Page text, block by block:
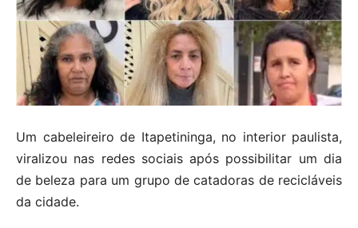
Um cabeleireiro de Itapetininga, no interior paulista,
viralizou nas redes sociais após possibilitar um dia
de beleza para um grupo de catadoras de recicláveis
da cidade.